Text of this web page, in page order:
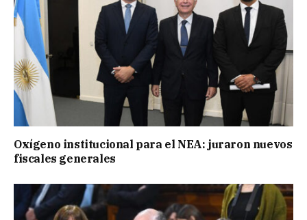
Oxígeno institucional para el NEA: juraron nuevos
fiscales generales